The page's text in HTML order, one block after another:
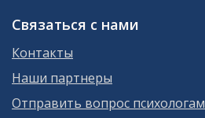
Связаться с нами
Контакты
Наши партнеры
Отправить вопрос психологам